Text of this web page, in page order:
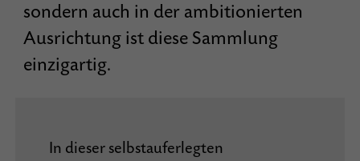
sondern auch in der ambitionierten
Ausrichtung ist diese Sammlung
einzigartig.
In dieser selbstauferlegten